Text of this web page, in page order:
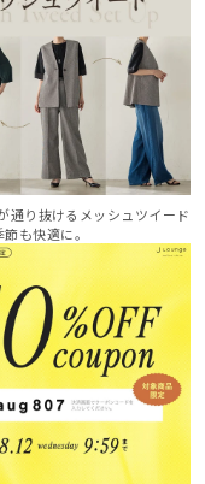
り抜けるメッシュツイード
も快適に。